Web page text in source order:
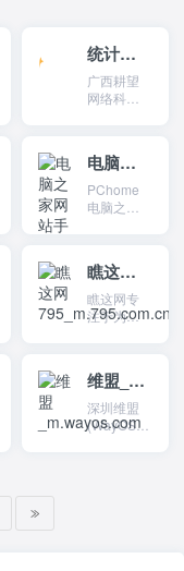
统计鸟-永久免费的网站统计平台
广西耕望
网络科技
同时宣
布“统计永
久免费，
服务永不
技术的服
务理念，
旗下产
品”统计鸟-
监测分析
平台“可...
电脑之家网站手机版_m.pchome.net
PChome
电脑之家
服务供应
商，主要
为你发布
有关数
码、手
脑等IT及消
费电子产
品的行
情、导
瞧这网795_m.795.com.cn
瞧这网专
注于为广
创意交流
分享以及
交易服
务，我们
只提供点
维盟_m.wayos.com
深圳维盟
(WayOS)